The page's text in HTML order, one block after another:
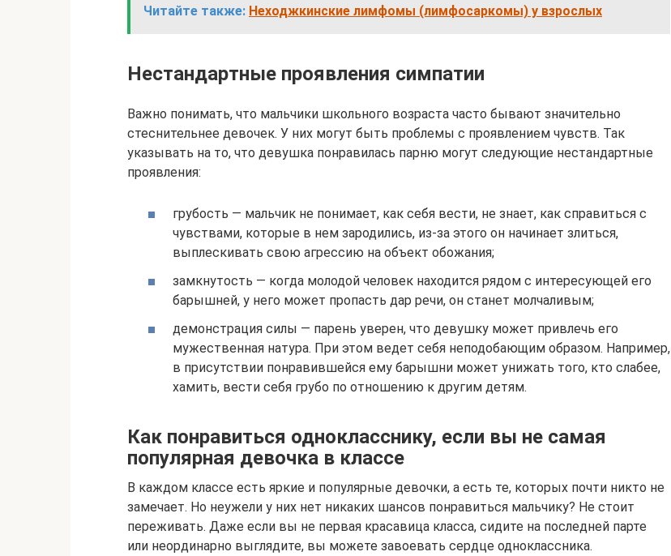
Читайте также: Неходжкинские лимфомы (лимфосаркомы) у взрослых
Нестандартные проявления симпатии
Важно понимать, что мальчики школьного возраста часто бывают значительно
стеснительнее девочек. У них могут быть проблемы с проявлением чувств. Так
указывать на то, что девушка понравилась парню могут следующие нестандартные
проявления:
грубость — мальчик не понимает, как себя вести, не знает, как справиться с
чувствами, которые в нем зародились, из-за этого он начинает злиться,
выплескивать свою агрессию на объект обожания;
замкнутость — когда молодой человек находится рядом с интересующей его
барышней, у него может пропасть дар речи, он станет молчаливым;
демонстрация силы — парень уверен, что девушку может привлечь его
мужественная натура. При этом ведет себя неподобающим образом. Например,
в присутствии понравившейся ему барышни может унижать того, кто слабее,
хамить, вести себя грубо по отношению к другим детям.
Как понравиться однокласснику, если вы не самая
популярная девочка в классе
В каждом классе есть яркие и популярные девочки, а есть те, которых почти никто не
замечает. Но неужели у них нет никаких шансов понравиться мальчику? Не стоит
переживать. Даже если вы не первая красавица класса, сидите на последней парте
или неординарно выглядите, вы можете завоевать сердце одноклассника.